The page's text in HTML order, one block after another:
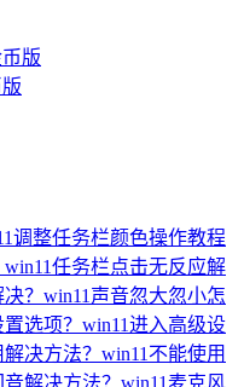
调整任务栏颜色操作教程
任务栏点击无反应解
？win11声音忽大忽小怎
选项？win11进入高级设
决方法？win11不能使用
解决方法？win11麦克风